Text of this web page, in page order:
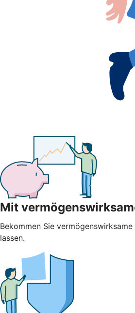
Mit
Bekommen Sie
lassen.